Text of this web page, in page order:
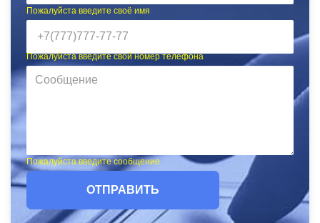
Пожалуйста введите своё имя
Пожалуйста введите свой номер телефона
Пожалуйста введите сообщение
ОТПРАВИТЬ